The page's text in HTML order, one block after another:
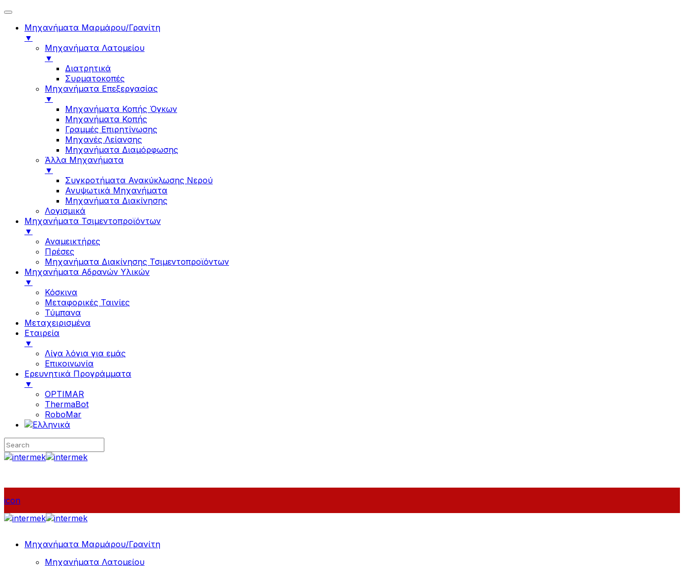
Μηχανήματα Μαρμάρου/Γρανίτη
▼
Μηχανήματα Λατομείου
▼
Διατρητικά
Συρματοκοπές
Μηχανήματα Επεξεργασίας
▼
Μηχανήματα Κοπής Όγκων
Μηχανήματα Κοπής
Γραμμές Επιρητίνωσης
Μηχανές Λείανσης
Μηχανήματα Διαμόρφωσης
Άλλα Μηχανήματα
▼
Συγκροτήματα Ανακύκλωσης Νερού
Ανυψωτικά Μηχανήματα
Μηχανήματα Διακίνησης
Λογισμικά
Μηχανήματα Τσιμεντοπροϊόντων
▼
Αναμεικτήρες
Πρέσες
Μηχανήματα Διακίνησης Τσιμεντοπροϊόντων
Μηχανήματα Αδρανών Υλικών
▼
Κόσκινα
Μεταφορικές Ταινίες
Τύμπανα
Μεταχειρισμένα
Εταιρεία
▼
Λίγα λόγια για εμάς
Επικοινωνία
Ερευνητικά Προγράμματα
▼
OPTIMAR
ThermaBot
RoboMar
icon
Μηχανήματα Μαρμάρου/Γρανίτη
Μηχανήματα Λατομείου